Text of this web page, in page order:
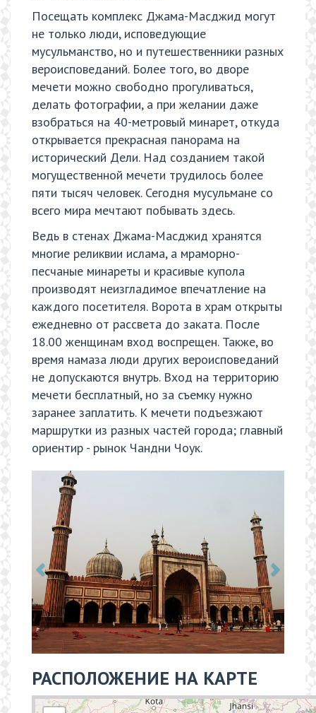
Посещать комплекс Джама-Масджид могут
не только люди, исповедующие
мусульманство, но и путешественники разных
вероисповеданий. Более того, во дворе
мечети можно свободно прогуливаться,
делать фотографии, а при желании даже
взобраться на 40-метровый минарет, откуда
открывается прекрасная панорама на
исторический Дели. Над созданием такой
могущественной мечети трудилось более
пяти тысяч человек. Сегодня мусульмане со
всего мира мечтают побывать здесь.
Ведь в стенах Джама-Масджид хранятся
многие реликвии ислама, а мраморно-
песчаные минареты и красивые купола
производят неизгладимое впечатление на
каждого посетителя. Ворота в храм открыты
ежедневно от рассвета до заката. После
18.00 женщинам вход воспрещен. Также, во
время намаза люди других вероисповеданий
не допускаются внутрь. Вход на территорию
мечети бесплатный, но за съемку нужно
заранее заплатить. К мечети подъезжают
маршрутки из разных частей города; главный
ориентир - рынок Чандни Чоук.
РАСПОЛОЖЕНИЕ НА КАРТЕ